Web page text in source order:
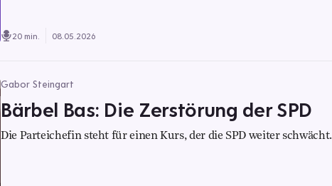
20 min. 08.05.2026
Gabor Steingart
Bärbel Bas: Die Zerstörung der SPD
Die Parteichefin steht für einen Kurs, der die SPD weiter schwächt.